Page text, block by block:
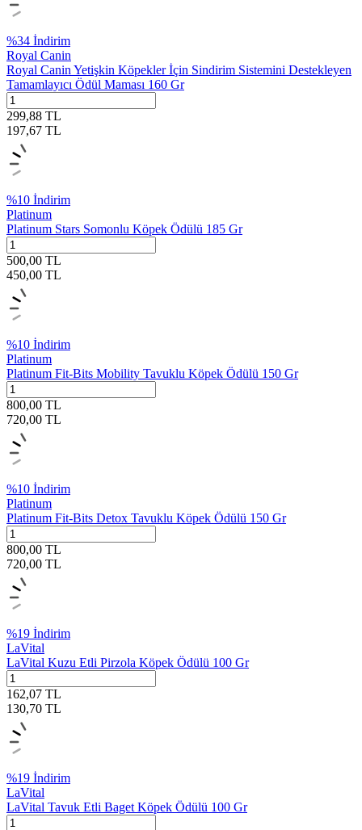
%34 İndirim
Royal Canin
Royal Canin Yetişkin Köpekler İçin Sindirim Sistemini Destekleyen
Tamamlayıcı Ödül Maması 160 Gr
299,88 TL
197,67 TL
%10 İndirim
Platinum
Platinum Stars Somonlu Köpek Ödülü 185 Gr
500,00 TL
450,00 TL
%10 İndirim
Platinum
Platinum Fit-Bits Mobility Tavuklu Köpek Ödülü 150 Gr
800,00 TL
720,00 TL
%10 İndirim
Platinum
Platinum Fit-Bits Detox Tavuklu Köpek Ödülü 150 Gr
800,00 TL
720,00 TL
%19 İndirim
LaVital
LaVital Kuzu Etli Pirzola Köpek Ödülü 100 Gr
162,07 TL
130,70 TL
%19 İndirim
LaVital
LaVital Tavuk Etli Baget Köpek Ödülü 100 Gr